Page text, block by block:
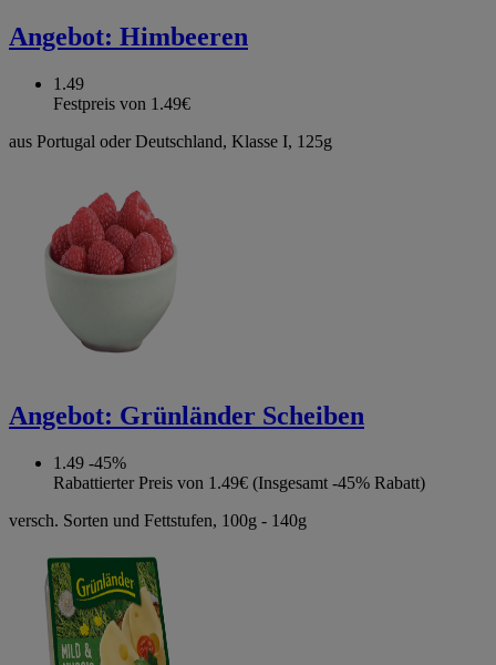
Angebot: Himbeeren
1.49
Festpreis von 1.49€
aus Portugal oder Deutschland, Klasse I, 125g
Angebot: Grünländer Scheiben
1.49 -45%
Rabattierter Preis von 1.49€ (Insgesamt -45% Rabatt)
versch. Sorten und Fettstufen, 100g - 140g